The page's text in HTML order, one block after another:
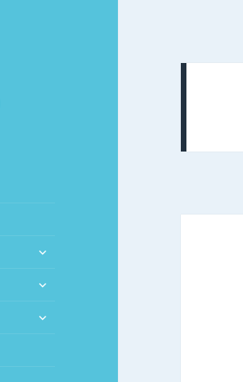
ouvrir
sous-
ouvrir
sous-
ouvrir